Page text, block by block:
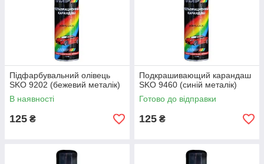
Підфарбувальний олівець
SKO 9202 (бежевий металік)
В наявності
125 ₴
Подкрашивающий карандаш
SKO 9460 (синій металік)
Готово до відправки
125 ₴